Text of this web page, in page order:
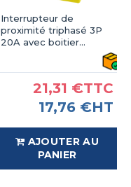
Interrupteur de
proximité triphasé 3P
20A avec boitier
21,31 €TTC
17,76 €HT
AJOUTER AU
PANIER